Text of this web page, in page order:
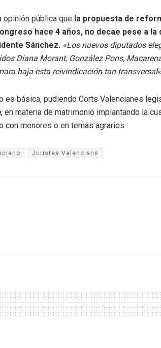
opinión pública que la propuesta de
hace 4 años, no decae pese a la
Sánchez. «Los nuevos diputados
Diana Morant, González Pons,
baja esta reivindicación tan transversal
es básica, pudiendo Corts Valencianes
, en materia de matrimonio implantando la
con menores o en temas agrarios.
Juristes Valencians